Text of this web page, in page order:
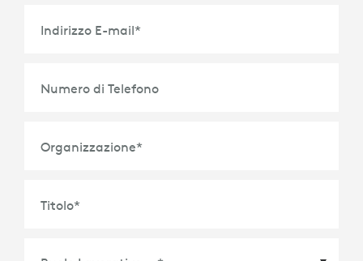
Indirizzo E-mail*
Numero di Telefono
Organizzazione*
Titolo*